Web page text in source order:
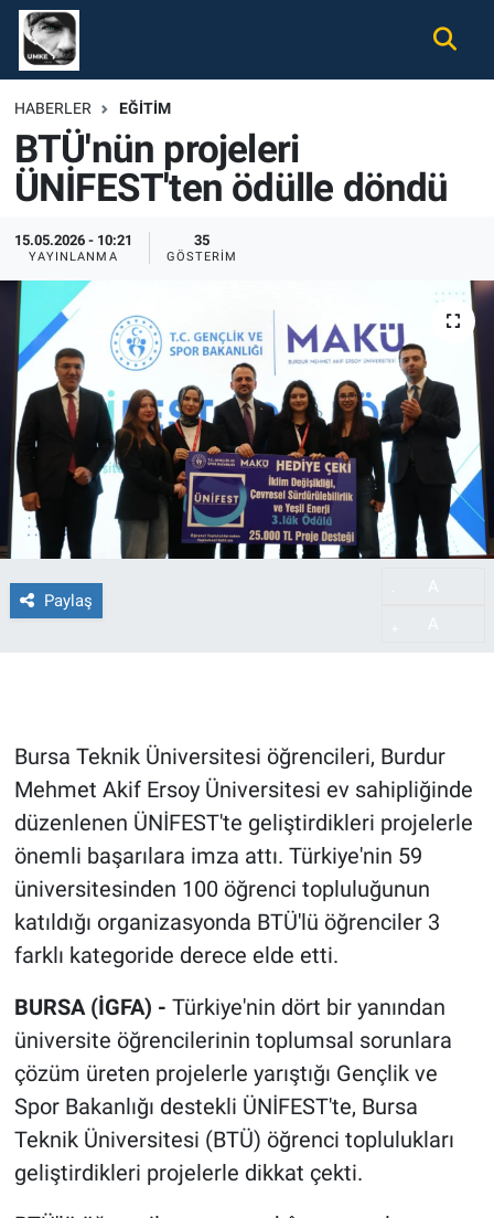
HABERLER EĞITIM
BTÜ'nün projeleri
ÜNİFEST'ten ödülle döndü
15.05.2026 - 10:21
YAYINLANMA
35
GÖSTERIM
Paylaş
Bursa Teknik Üniversitesi öğrencileri, Burdur
Mehmet Akif Ersoy Üniversitesi ev sahipliğinde
düzenlenen ÜNİFEST'te geliştirdikleri projelerle
önemli başarılara imza attı. Türkiye'nin 59
üniversitesinden 100 öğrenci topluluğunun
katıldığı organizasyonda BTÜ'lü öğrenciler 3
farklı kategoride derece elde etti.
BURSA (İGFA) - Türkiye'nin dört bir yanından
üniversite öğrencilerinin toplumsal sorunlara
çözüm üreten projelerle yarıştığı Gençlik ve
Spor Bakanlığı destekli ÜNİFEST'te, Bursa
Teknik Üniversitesi (BTÜ) öğrenci toplulukları
geliştirdikleri projelerle dikkat çekti.
Gündem
Ekonomi
Spor
Magazin
Tüm Haberler
İletişim
Künye
Nöbetçi Eczaneler
Hava Durumu
Namaz Vakitleri
Trafik Durumu
Süper Lig Puan Durumu ve Fikstür
Tüm Manşetler
Son Dakika Haberleri
Haber Arşivi